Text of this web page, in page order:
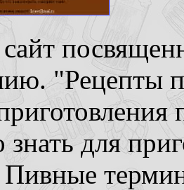
"Рецепты
для
Пивные